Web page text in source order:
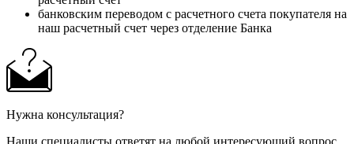
банковским переводом с расчетного счета покупателя на
наш расчетный счет через отделение Банка
Нужна консультация?